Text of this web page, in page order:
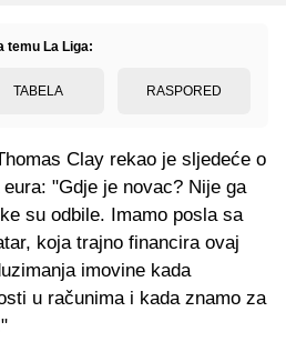
temu La Liga:
TABELA RASPORED
Clay rekao je sljedeće o
"Gdje je novac? Nije ga
su odbile. Imamo posla sa
koja trajno financira ovaj
imovine kada
u računima i kada znamo za